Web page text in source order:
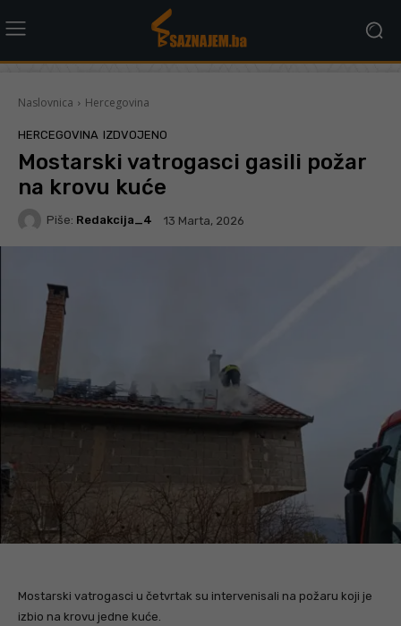
Naslovnica Hercegovina
HERCEGOVINA IZDVOJENO
Mostarski vatrogasci gasili požar
na krovu kuće
Piše: Redakcija_4 13 Marta, 2026
Mostarski vatrogasci u četvrtak su intervenisali na požaru koji je
izbio na krovu jedne kuće.